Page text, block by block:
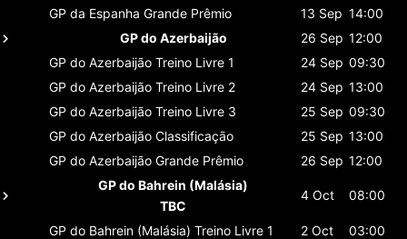
GP da Espanha Grande Prêmio 13 Sep 14:00
GP do Azerbaijão
26 Sep 12:00
GP do Azerbaijão Treino Livre 1 24 Sep 09:30
GP do Azerbaijão Treino Livre 2 24 Sep 13:00
GP do Azerbaijão Treino Livre 3 25 Sep 09:30
GP do Azerbaijão Classificaçāo 25 Sep 13:00
GP do Azerbaijão Grande Prêmio 26 Sep 12:00
GP do Bahrein (Malásia)
TBC
4 Oct 08:00
GP do Bahrein (Malásia) Treino Livre 1 2 Oct
03:00